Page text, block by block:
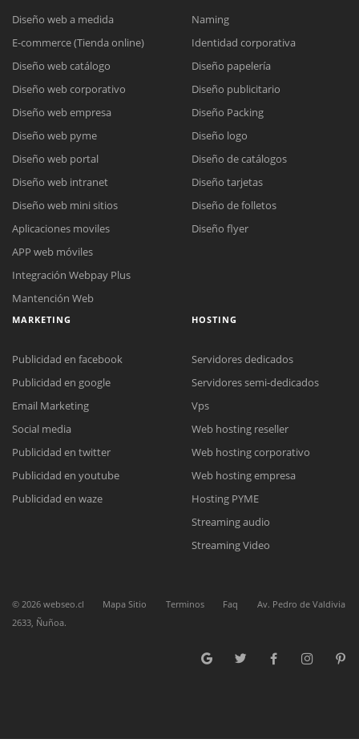
Reunión online
Nuestros ejecutivos le enviarán un correo electrónico con el enlace a
Meet para la reunión online.
Complete el formulario y nos contactaremos a la brevedad.
Chat Online
Todos nuestros ejecutivos están fuera de línea. Complete el formulario
para enviarnos un correo electrónico con sus datos personales.
Diseño web a medida
E-commerce (Tienda online)
Diseño web catálogo
Diseño web corporativo
Diseño web empresa
Diseño web pyme
Diseño web portal
Diseño web intranet
Diseño web mini sitios
Aplicaciones moviles
APP web móviles
Integración Webpay Plus
Mantención Web
Naming
Identidad corporativa
Diseño papelería
Diseño publicitario
Diseño Packing
Diseño logo
Diseño de catálogos
Diseño tarjetas
Diseño de folletos
Diseño flyer
MARKETING
Publicidad en facebook
Publicidad en google
Email Marketing
Social media
Publicidad en twitter
Publicidad en youtube
Publicidad en waze
HOSTING
Servidores dedicados
Servidores semi-dedicados
Vps
Web hosting reseller
Web hosting corporativo
Web hosting empresa
Hosting PYME
Streaming audio
Streaming Video
© 2026 webseo.cl Mapa Sitio Terminos Faq
Av. Pedro de Valdivia
2633, Ñuñoa.